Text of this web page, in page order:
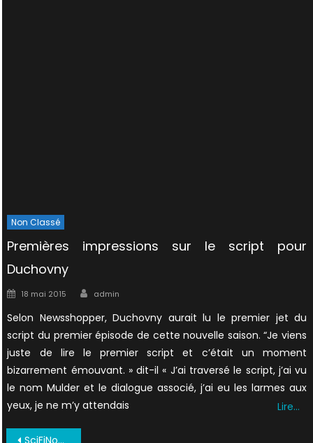
Non Classé
Premières impressions sur le script pour
Duchovny
Posted
18 mai 2015 Author
admin
Selon Newsshopper, Duchovny aurait lu le premier jet du
script du premier épisode de cette nouvelle saison. “Je viens
juste de lire le premier script et c’était un moment
bizarrement émouvant. » dit-il « J’ai traversé le script, j’ai vu
le nom Mulder et le dialogue associé, j’ai eu les larmes aux
yeux, je ne m’y attendais
Lire…